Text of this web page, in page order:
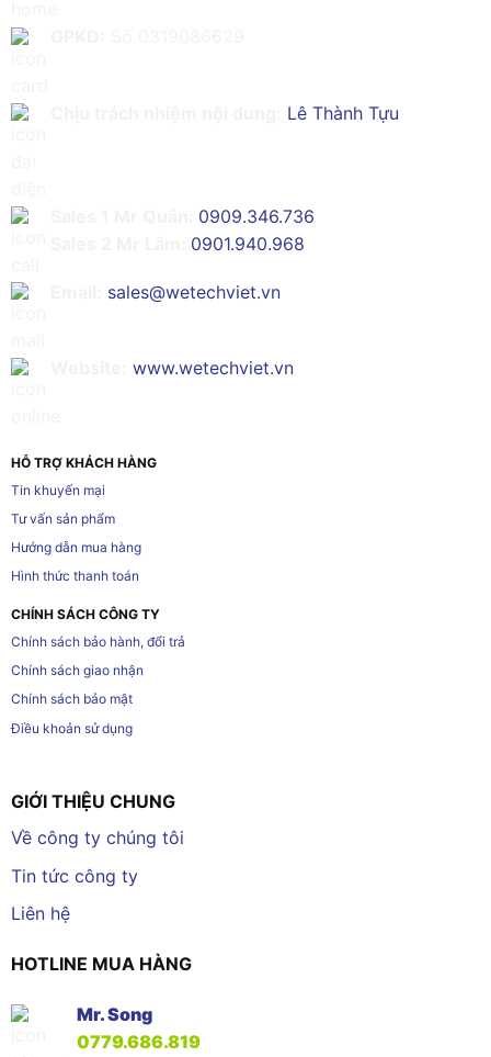
Lê Thành Tựu
0909.346.736
0901.940.968
sales@wetechviet.vn
www.wetechviet.vn
HỖ TRỢ KHÁCH HÀNG
Tin khuyến mại
Tư vấn sản phẩm
Hướng dẫn mua hàng
Hình thức thanh toán
CHÍNH SÁCH CÔNG TY
Chính sách bảo hành, đổi trả
Chính sách giao nhận
Chính sách bảo mật
Điều khoản sử dụng
GIỚI THIỆU CHUNG
Về công ty chúng tôi
Tin tức công ty
Liên hệ
HOTLINE MUA HÀNG
Mr. Song
0779.686.819